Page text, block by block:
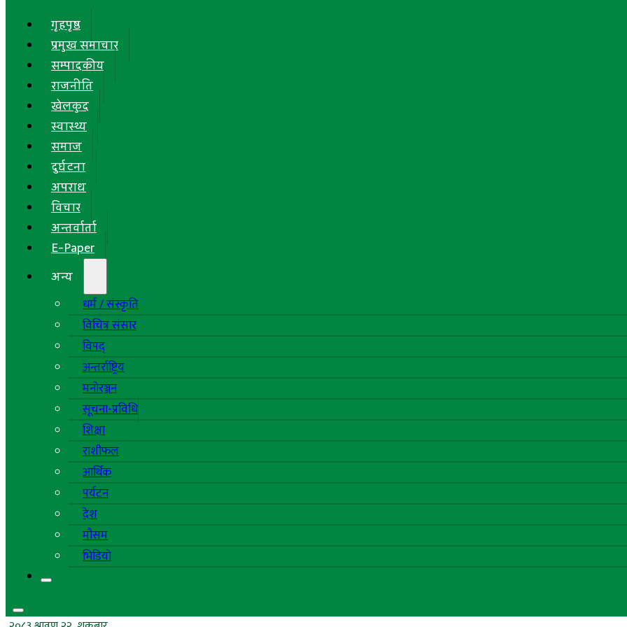
गृहपृष्ठ
प्रमुख समाचार
सम्पादकीय
राजनीति
खेलकुद
स्वास्थ्य
समाज
दुर्घटना
अपराध
विचार
अन्तर्वार्ता
E-Paper
अन्य
धर्म / संस्कृति
विचित्र संसार
विपद्
अन्तर्राष्ट्रिय
मनोरञ्जन
सूचना-प्रविधि
शिक्षा
राशीफल
आर्थिक
पर्यटन
देश
मौसम
भिडियो